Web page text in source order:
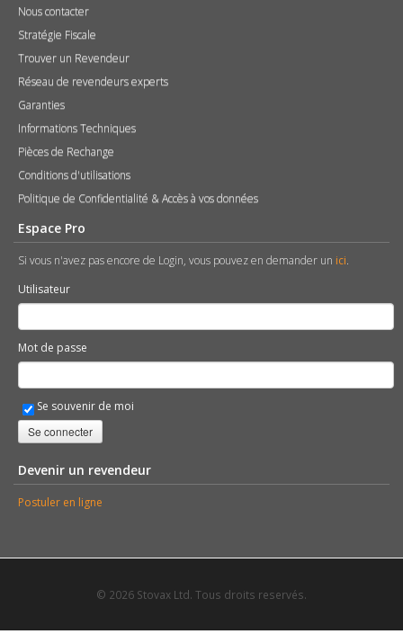
Nous contacter
Stratégie Fiscale
Trouver un Revendeur
Réseau de revendeurs experts
Garanties
Informations Techniques
Pièces de Rechange
Conditions d'utilisations
Politique de Confidentialité & Accès à vos données
Espace Pro
Si vous n'avez pas encore de Login, vous pouvez en demander un ici.
Utilisateur
Mot de passe
Se souvenir de moi
Se connecter
Devenir un revendeur
Postuler en ligne
© 2026 Stovax Ltd. Tous droits reservés.